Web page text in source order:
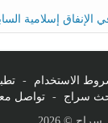
الإنفاق إسلامية
الاستخدام -
سراج
-
تواصل